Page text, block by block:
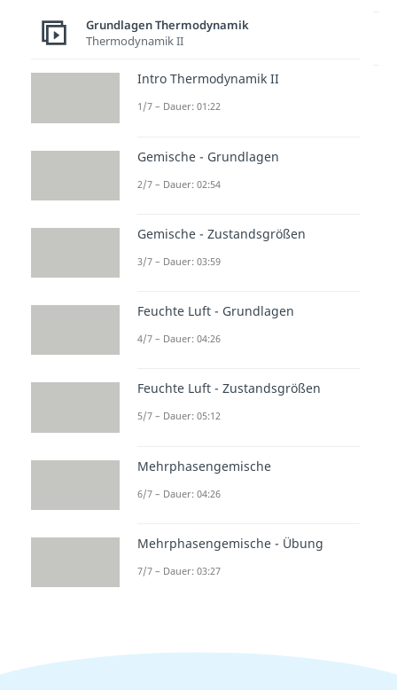
Lernen lohnt sich!
Weitere Inhalte:
Grundlagen
Thermodynamische Grundsätze
Zustandsgrößen
Thermodynamisches
Dauer: 02:13
Dauer: 04:05
Thermodynamik
Grundlagen Thermodynamik
Thermodynamik II
Intro Thermodynamik II
1/7 – Dauer: 01:22
Gemische - Grundlagen
2/7 – Dauer: 02:54
Gemische - Zustandsgrößen
3/7 – Dauer: 03:59
Feuchte Luft - Grundlagen
4/7 – Dauer: 04:26
Feuchte Luft - Zustandsgrößen
5/7 – Dauer: 05:12
Mehrphasengemische
6/7 – Dauer: 04:26
Mehrphasengemische - Übung
7/7 – Dauer: 03:27